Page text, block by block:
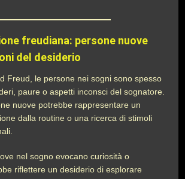
freudiana: persone nuove
del desiderio
Freud, le persone nei sogni sono spesso
paure o aspetti inconsci del sognatore.
nuove potrebbe rappresentare un
dalla routine o una ricerca di stimoli
nel sogno evocano curiosità o
riflettere un desiderio di esplorare